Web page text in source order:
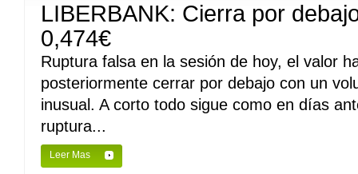
LIBERBANK: Cierra por
0,474€
Ruptura falsa en la sesión de hoy, el valor
posteriormente cerrar por debajo con un
inusual. A corto todo sigue como en días
ruptura...
Leer Mas